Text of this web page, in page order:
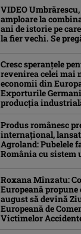
VIDEO
amploare la
ani de istorie pe
la fier vechi. Se
Cresc speranțele
revenirea celei mai
economii din
Exporturile
producția
Produs românesc
internațional,
Agroland: Pubelele
România cu sistem
Roxana Mînzatu:
Europeană propune
august să devină
Europeană de
Victimelor